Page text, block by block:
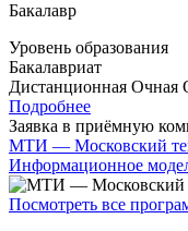
Бакалавр
Уровень образования
Бакалавриат
Дистанционная Очная
Подробнее
Заявка в приёмную
МТИ — Московский
Информационное
Посмотреть все